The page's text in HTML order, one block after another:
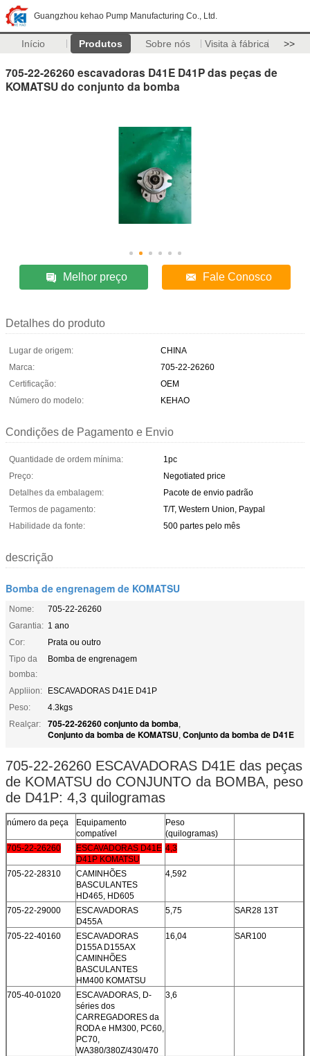
Guangzhou kehao Pump Manufacturing Co., Ltd.
Início Produtos Sobre nós Visita à fábrica >>
705-22-26260 escavadoras D41E D41P das peças de
KOMATSU do conjunto da bomba
Melhor preço Fale Conosco
Detalhes do produto
Lugar de origem:
CHINA
Marca:
705-22-26260
Certificação:
OEM
Número do modelo:
KEHAO
Condições de Pagamento e Envio
Quantidade de ordem mínima:
1pc
Preço:
Negotiated price
Detalhes da embalagem:
Pacote de envio padrão
Termos de pagamento:
T/T, Western Union, Paypal
Habilidade da fonte:
500 partes pelo mês
descrição
Bomba de engrenagem de KOMATSU
Nome:
705-22-26260
Garantia: 1 ano
Cor:
Prata ou outro
Tipo da
bomba:
Bomba de engrenagem
Appliion:
ESCAVADORAS D41E D41P
Peso:
4.3kgs
Realçar:
705-22-26260 conjunto da bomba,
Conjunto da bomba de KOMATSU, Conjunto da bomba de D41E
705-22-26260 ESCAVADORAS D41E das peças
de KOMATSU do CONJUNTO da BOMBA, peso
de D41P: 4,3 quilogramas
número da peça
Equipamento
compatível
Peso
(quilogramas)
705-22-26260
ESCAVADORAS D41E
D41P KOMATSU
4,3
705-22-28310
CAMINHÕES
BASCULANTES
HD465, HD605
4,592
705-22-29000
ESCAVADORAS
D455A
5,75 SAR28 13T
705-22-40160
ESCAVADORAS
D155A D155AX
CAMINHÕES
BASCULANTES
HM400 KOMATSU
16,04 SAR100
705-40-01020
ESCAVADORAS, D-
séries dos
CARREGADORES da
RODA e HM300, PC60,
PC70,
WA380/380Z/430/470
3,6